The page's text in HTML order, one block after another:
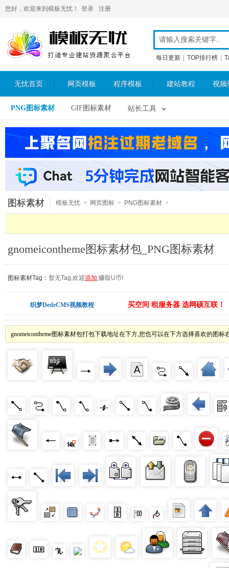
您好，欢迎来到模板无忧！ 登录 注册
每日更新 TOP排行榜
无忧首页 网页模板 程序模板 建站教程 视频
PNG图标素材 GIF图标素材 站长工具
图标素材 模板无忧 > 网页图标 > PNG图标素材 >
gnomeicontheme图标素材包_PNG图标素材
图标素材Tag： 暂无Tag,欢迎添加,赚取U币!
织梦DedeCMS视频教程 买空间 租服务器 选网硕互联！
gnomeicontheme图标素材包打包下载地址在下方,您也可以在下方选择喜欢的图标